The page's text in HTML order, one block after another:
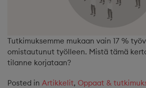
Tutkimuksemme mukaan vain 17 %
omistautunut työlleen. Mistä tämä
tilanne korjataan?
Posted in Artikkelit, Oppaat &